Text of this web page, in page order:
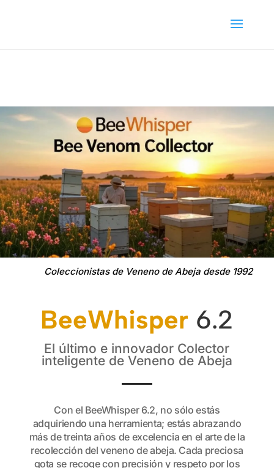
Coleccionistas de Veneno de Abeja desde 1992
BeeWhisper 6.2
El último e innovador Colector
inteligente de Veneno de Abeja
Con el BeeWhisper 6.2, no sólo estás
adquiriendo una herramienta; estás abrazando
más de treinta años de excelencia en el arte de la
recolección del veneno de abeja. Cada preciosa
gota se recoge con precisión y respeto por los